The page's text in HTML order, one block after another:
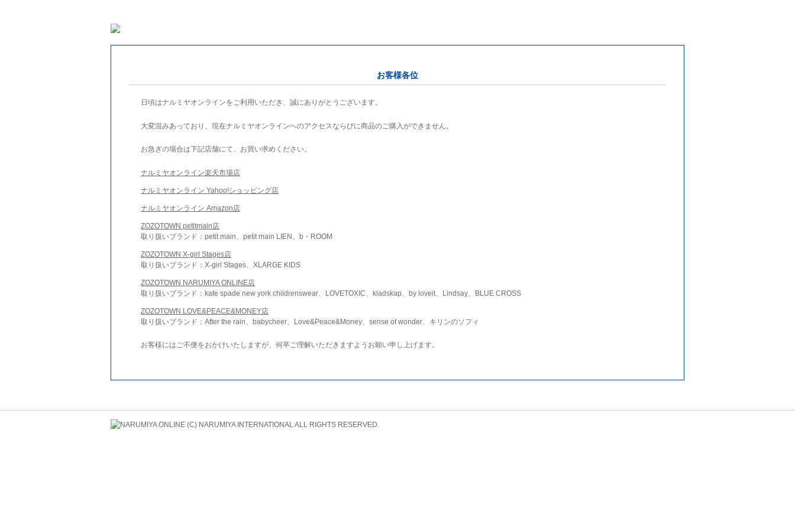
お客様各位
日頃はナルミヤオンラインをご利用いただき、誠にありがとうございます。
大変混みあっており、現在ナルミヤオンラインへのアクセスならびに商品のご購入ができません。
お急ぎの場合は下記店舗にて、お買い求めください。
ナルミヤオンライン楽天市場店
ナルミヤオンライン Yahoo!ショッピング店
ナルミヤオンライン Amazon店
ZOZOTOWN petitmain店
取り扱いブランド：petit main、petit main LIEN、b・ROOM
ZOZOTOWN X-girl Stages店
取り扱いブランド：X-girl Stages、XLARGE KIDS
ZOZOTOWN NARUMIYA ONLINE店
取り扱いブランド：kate spade new york childrenswear、LOVETOXIC、kladskap、by loveit、Lindsay、BLUE CROSS
ZOZOTOWN LOVE&PEACE&MONEY店
取り扱いブランド：After the rain、babycheer、Love&Peace&Money、sense of wonder、キリンのソフィ
お客様にはご不便をおかけいたしますが、何卒ご理解いただきますようお願い申し上げます。